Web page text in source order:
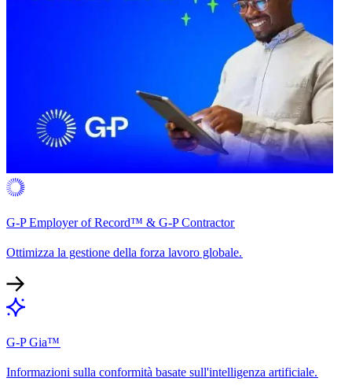
G-P Employer of Record™ & G-P Contractor​​
Ottimizza la gestione della forza lavoro globale.​​
G-P Gia™​​
Informazioni sulla conformità basate sull'intelligenza artificiale.​​